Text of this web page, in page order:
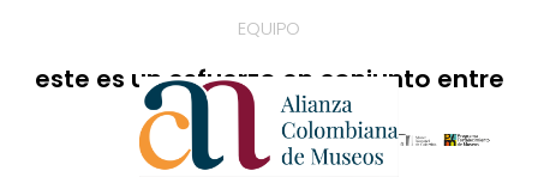
EQUIPO
este es un esfuerzo en conjunto entre